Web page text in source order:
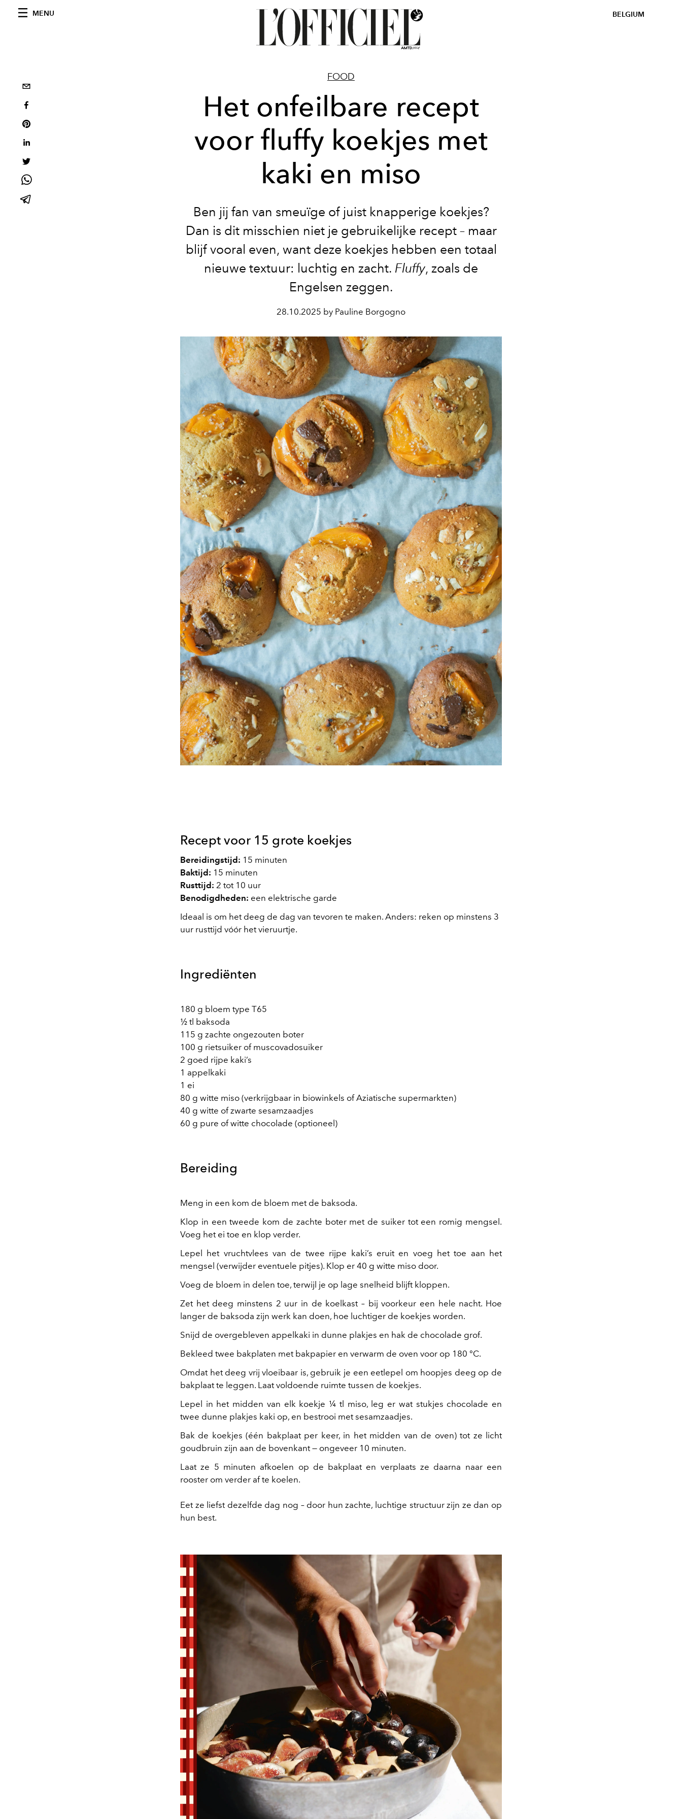
MENU BELGIUM
FOOD
Het onfeilbare recept
voor fluffy koekjes met
kaki en miso
Ben jij fan van smeuïge of juist knapperige koekjes?
Dan is dit misschien niet je gebruikelijke recept – maar
blijf vooral even, want deze koekjes hebben een totaal
nieuwe textuur: luchtig en zacht. Fluffy, zoals de
Engelsen zeggen.
28.10.2025 by Pauline Borgogno
Recept voor 15 grote koekjes
Bereidingstijd: 15 minuten
Baktijd: 15 minuten
Rusttijd: 2 tot 10 uur
Benodigdheden: een elektrische garde
Ideaal is om het deeg de dag van tevoren te maken. Anders: reken op minstens 3
uur rusttijd vóór het vieruurtje.
Ingrediënten
180 g bloem type T65
½ tl baksoda
115 g zachte ongezouten boter
100 g rietsuiker of muscovadosuiker
2 goed rijpe kaki’s
1 appelkaki
1 ei
80 g witte miso (verkrijgbaar in biowinkels of Aziatische supermarkten)
40 g witte of zwarte sesamzaadjes
60 g pure of witte chocolade (optioneel)
Bereiding
Meng in een kom de bloem met de baksoda.
Klop in een tweede kom de zachte boter met de suiker tot een romig mengsel.
Voeg het ei toe en klop verder.
Lepel het vruchtvlees van de twee rijpe kaki’s eruit en voeg het toe aan het
mengsel (verwijder eventuele pitjes). Klop er 40 g witte miso door.
Voeg de bloem in delen toe, terwijl je op lage snelheid blijft kloppen.
Zet het deeg minstens 2 uur in de koelkast – bij voorkeur een hele nacht. Hoe
langer de baksoda zijn werk kan doen, hoe luchtiger de koekjes worden.
Snijd de overgebleven appelkaki in dunne plakjes en hak de chocolade grof.
Bekleed twee bakplaten met bakpapier en verwarm de oven voor op 180 °C.
Omdat het deeg vrij vloeibaar is, gebruik je een eetlepel om hoopjes deeg op de
bakplaat te leggen. Laat voldoende ruimte tussen de koekjes.
Lepel in het midden van elk koekje ¼ tl miso, leg er wat stukjes chocolade en
twee dunne plakjes kaki op, en bestrooi met sesamzaadjes.
Bak de koekjes (één bakplaat per keer, in het midden van de oven) tot ze licht
goudbruin zijn aan de bovenkant — ongeveer 10 minuten.
Laat ze 5 minuten afkoelen op de bakplaat en verplaats ze daarna naar een
rooster om verder af te koelen.
Eet ze liefst dezelfde dag nog – door hun zachte, luchtige structuur zijn ze dan op
hun best.